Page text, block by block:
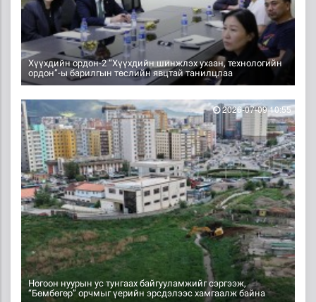
Хүүхдийн ордон-2 “Хүүхдийн шинжлэх ухаан, технологийн
ордон”-ы барилгын төслийн явцтай танилцлаа
Ногоон нуурын ус тунгаах байгууламжийг сэргээж,
“Бөмбөгөр” орчмыг үерийн эрсдэлээс хамгаалж байна
2026-07-09 10:55